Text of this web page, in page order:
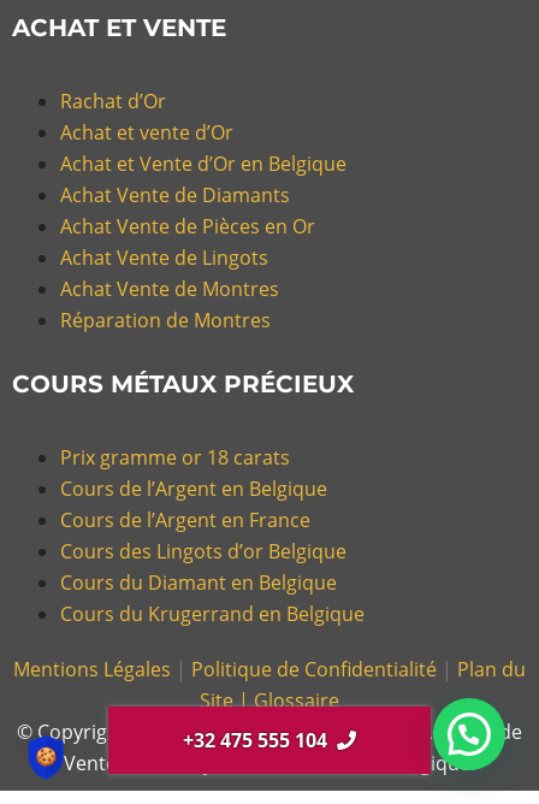
+32 475 555 104
ACHAT ET VENTE
Rachat d’Or
Achat et vente d’Or
Achat et Vente d’Or en Belgique
Achat Vente de Diamants
Achat Vente de Pièces en Or
Achat Vente de Lingots
Achat Vente de Montres
Réparation de Montres
COURS MÉTAUX PRÉCIEUX
Prix gramme or 18 carats
Cours de l’Argent en Belgique
Cours de l’Argent en France
Cours des Lingots d’or Belgique
Cours du Diamant en Belgique
Cours du Krugerrand en Belgique
Mentions Légales | Politique de Confidentialité | Plan du
Site |Glossaire
© Copyright 2026, Gold Or Cash – Magasin d’Achat et de
Vente d’Or et Bijoux en France et en Belgique.